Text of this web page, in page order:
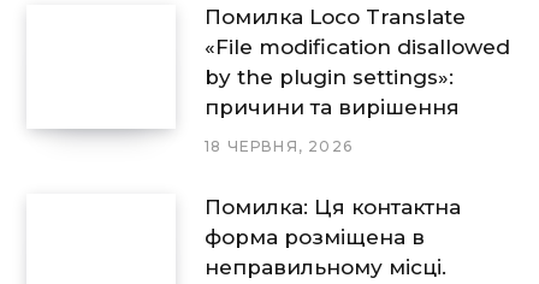
Помилка Loco Translate
«File modification disallowed
by the plugin settings»:
причини та вирішення
18 ЧЕРВНЯ, 2026
Помилка: Ця контактна
форма розміщена в
неправильному місці.